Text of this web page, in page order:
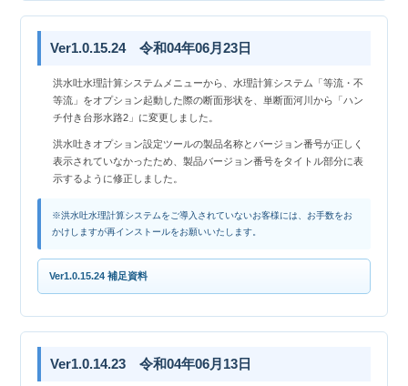
Ver1.0.15.24 令和04年06月23日
洪水吐水理計算システムメニューから、水理計算システム「等流・不
等流」をオプション起動した際の断面形状を、単断面河川から「ハン
チ付き台形水路2」に変更しました。
洪水吐きオプション設定ツールの製品名称とバージョン番号が正しく
表示されていなかったため、製品バージョン番号をタイトル部分に表
示するように修正しました。
※洪水吐水理計算システムをご導入されていないお客様には、お手数をお
かけしますが再インストールをお願いいたします。
Ver1.0.15.24 補足資料
Ver1.0.14.23 令和04年06月13日